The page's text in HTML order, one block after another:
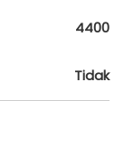
4400
Tidak